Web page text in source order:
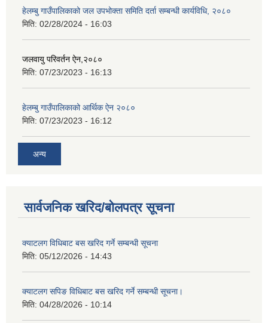
हेलम्बु गाउँपालिकाको जल उपभोक्ता समिति दर्ता सम्बन्धी कार्यविधि, २०८०
मिति: 02/28/2024 - 16:03
जलवायु परिवर्तन ऐन,२०८०
मिति: 07/23/2023 - 16:13
हेलम्बु गाउँपालिकाको आर्थिक ऐन २०८०
मिति: 07/23/2023 - 16:12
अन्य
सार्वजनिक खरिद/बोलपत्र सूचना
क्याटलग विधिबाट बस खरिद गर्ने सम्बन्धी सूचना
मिति: 05/12/2026 - 14:43
क्याटलग सपिङ विधिबाट बस खरिद गर्ने सम्बन्धी सूचना।
मिति: 04/28/2026 - 10:14